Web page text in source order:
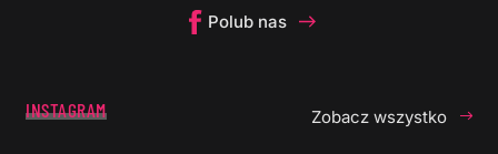
Polub nas
INSTAGRAM Zobacz wszystko